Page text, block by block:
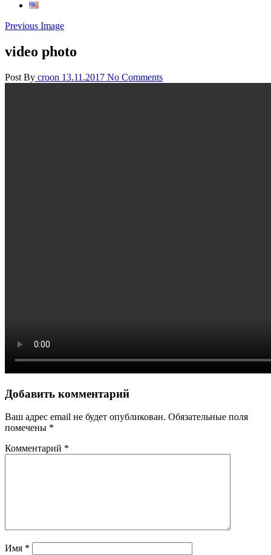
Previous Image
video photo
Post By croon 13.11.2017 No Comments
Добавить комментарий
Ваш адрес email не будет опубликован. Обязательные поля
помечены *
Комментарий *
Имя *